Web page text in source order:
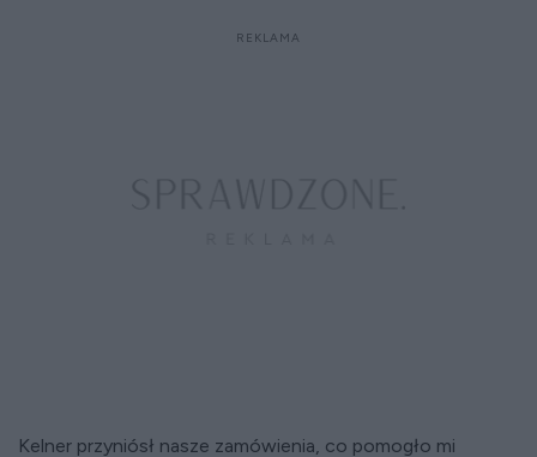
Kelner przyniósł nasze zamówienia, co pomogło mi